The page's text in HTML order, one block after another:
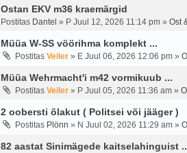
Ostan EKV m36 kraemärgid
Postitas Dantel » P Juul 12, 2026 11:14 pm » Ost
Müüa W-SS vöörihma komplekt ...
Postitas Veiler » E Juul 06, 2026 12:06 pm »
Müüa Wehrmacht'i m42 vormikuub ...
Postitas Veiler » P Juul 05, 2026 11:36 am »
2 oobersti õlakut ( Politsei või jääger )
Postitas Plönn » N Juul 02, 2026 11:29 am »
82 aastat Sinimägede kaitselahinguist